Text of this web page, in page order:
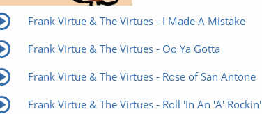
Frank Virtue & The Virtues - I Made A Mistake
Frank Virtue & The Virtues - Oo Ya Gotta
Frank Virtue & The Virtues - Rose of San Antone
Frank Virtue & The Virtues - Roll 'In An 'A' Rockin'